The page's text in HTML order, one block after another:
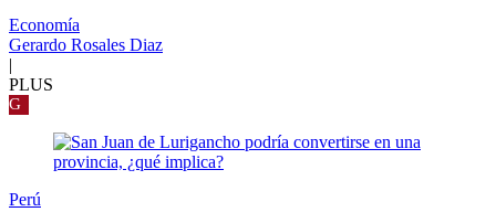
Economía
Gerardo Rosales Diaz
|
PLUS
G
Perú